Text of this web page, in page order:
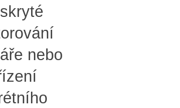
nebo